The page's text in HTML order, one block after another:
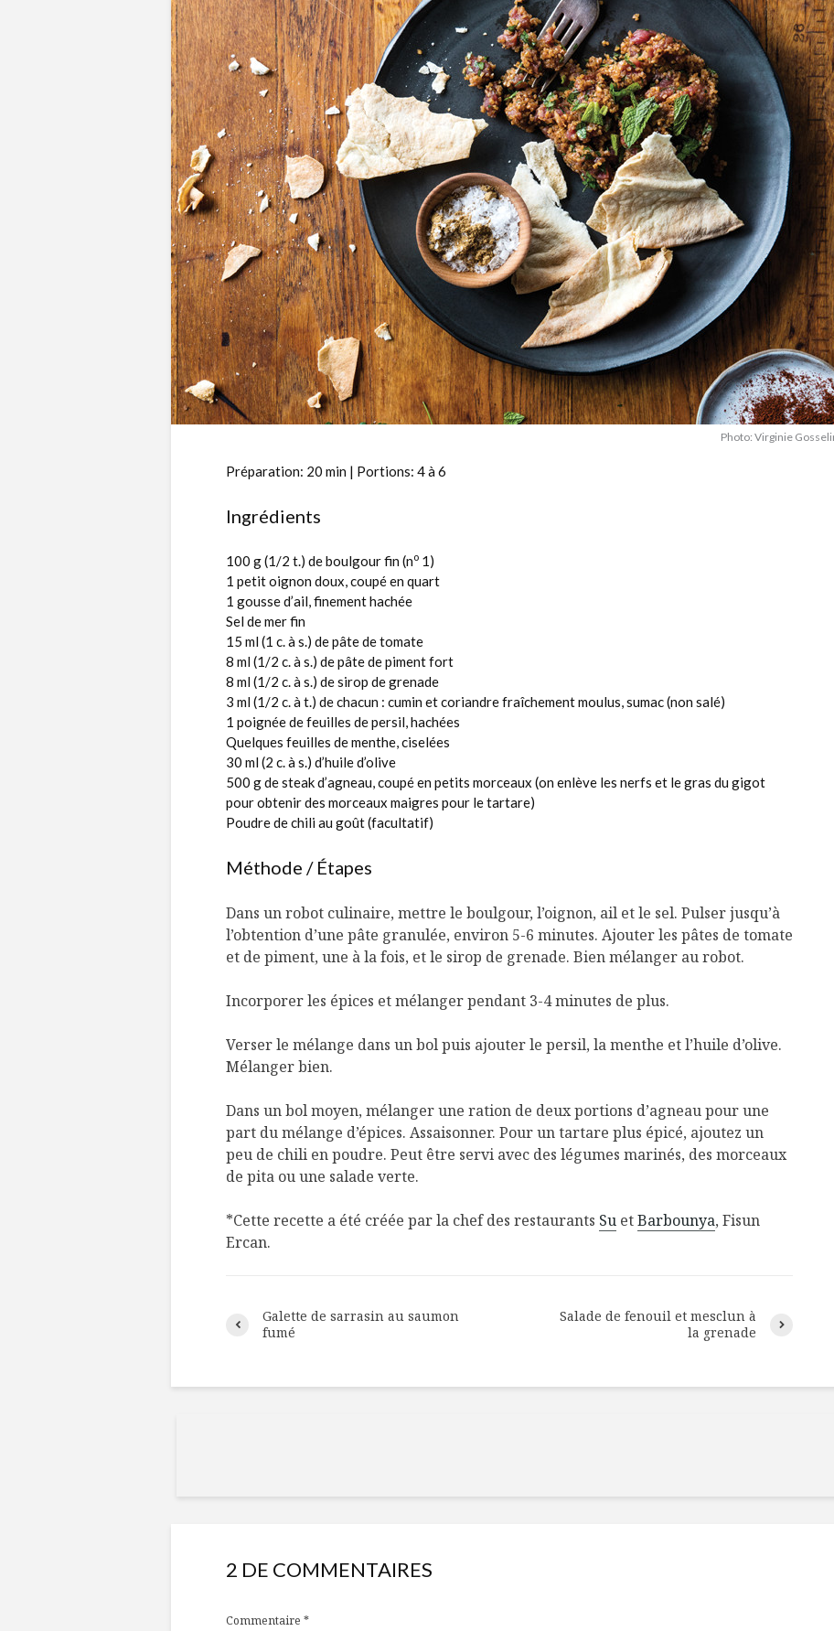
Photo: Virginie
Préparation: 20 min | Portions: 4 à 6
Ingrédients
100 g (1/2 t.) de boulgour fin (no 1)
1 petit oignon doux, coupé en quart
1 gousse d’ail, finement hachée
Sel de mer fin
15 ml (1 c. à s.) de pâte de tomate
8 ml (1/2 c. à s.) de pâte de piment fort
8 ml (1/2 c. à s.) de sirop de grenade
3 ml (1/2 c. à t.) de chacun : cumin et coriandre fraîchement moulus, sumac (non salé)
1 poignée de feuilles de persil, hachées
Quelques feuilles de menthe, ciselées
30 ml (2 c. à s.) d’huile d’olive
500 g de steak d’agneau, coupé en petits morceaux (on enlève les nerfs et le gras du gigot
pour obtenir des morceaux maigres pour le tartare)
Poudre de chili au goût (facultatif)
Méthode / Étapes
Dans un robot culinaire, mettre le boulgour, l’oignon, ail et le sel. Pulser jusqu’à
l’obtention d’une pâte granulée, environ 5-6 minutes. Ajouter les pâtes de tomate
et de piment, une à la fois, et le sirop de grenade. Bien mélanger au robot.
Incorporer les épices et mélanger pendant 3-4 minutes de plus.
Verser le mélange dans un bol puis ajouter le persil, la menthe et l’huile d’olive.
Mélanger bien.
Dans un bol moyen, mélanger une ration de deux portions d’agneau pour une
part du mélange d’épices. Assaisonner. Pour un tartare plus épicé, ajoutez un
peu de chili en poudre. Peut être servi avec des légumes marinés, des morceaux
de pita ou une salade verte.
*Cette recette a été créée par la chef des restaurants Su etBarbounya, Fisun
Ercan.
Galette de sarrasin au saumon
fumé
Salade de fenouil et mesclun à
la grenade
2 DE COMMENTAIRES
Commentaire *
Manger des fraises
locales en plein hiver :
4 recettes pour les
intégrer à vos repas
cet hiver
11 janvier 2022
Evive lance un défi
santé pour motiver
ses consommateurs à
tenir leurs
résolutions
11 janvier 2022
Cantons-
s’invitent
temps des
25
Tout
l’huile… de
pour
Winden
25